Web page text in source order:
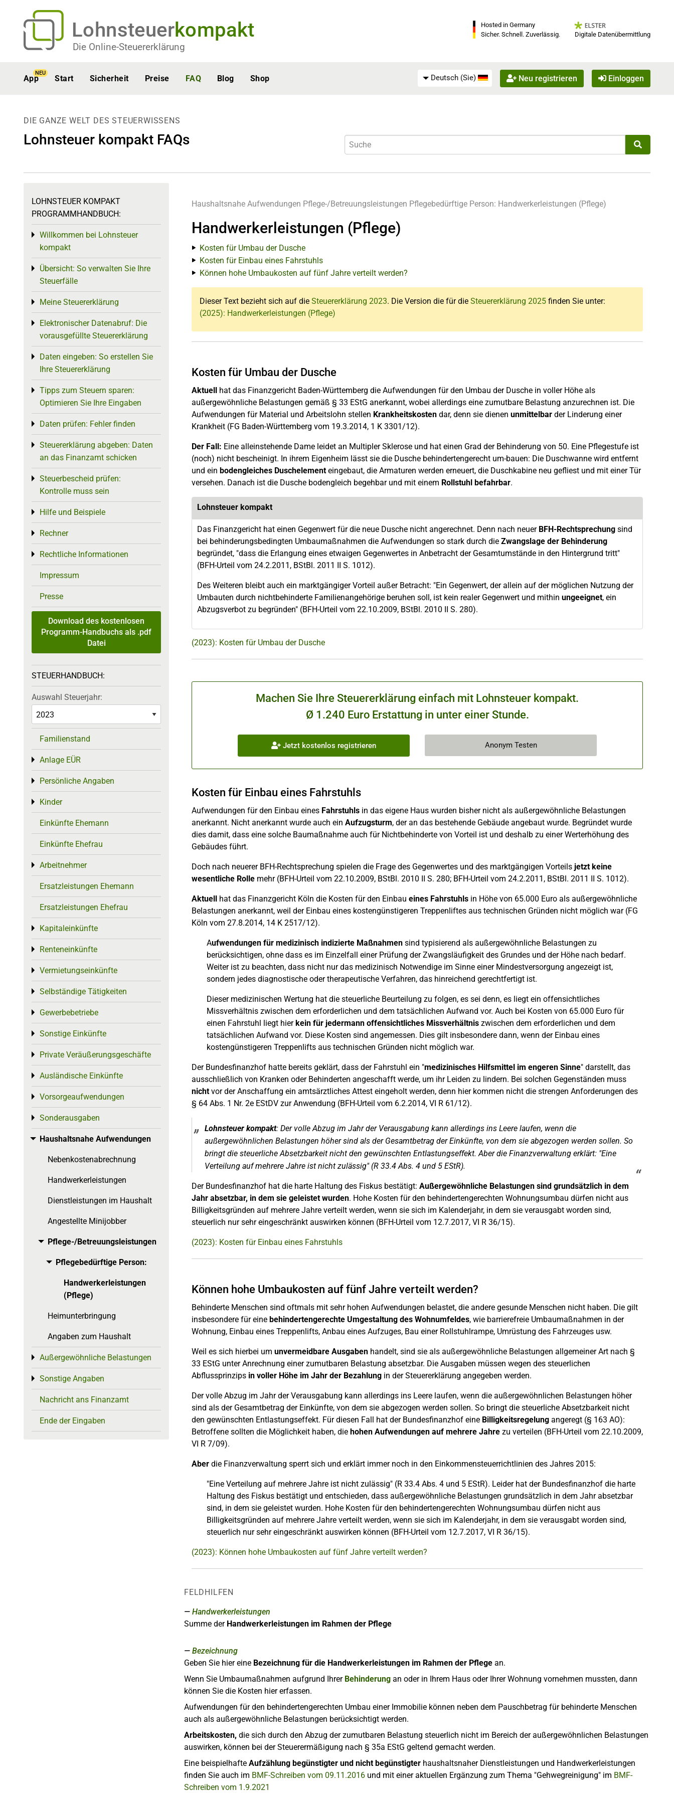
Lohnsteuerkompakt
Die Online-Steuererklärung
Hosted in Germany
Sicher. Schnell. Zuverlässig.
Digitale Datenübermittlung
App
NEU
Start Sicherheit Preise FAQ Blog Shop Deutsch (Sie) Neu registrieren Einloggen
DIE GANZE WELT DES STEUERWISSENS
Lohnsteuer kompakt FAQs
Haushaltsnahe Aufwendungen Pflege-/Betreuungsleistungen Pflegebedürftige Person: Handwerkerleistungen (Pflege)
Handwerkerleistungen (Pflege)
Kosten für Umbau der Dusche
Kosten für Einbau eines Fahrstuhls
Können hohe Umbaukosten auf fünf Jahre verteilt werden?
Dieser Text bezieht sich auf die Steuererklärung 2023. Die Version die für die Steuererklärung 2025 finden Sie unter:
(2025): Handwerkerleistungen (Pflege)
Kosten für Umbau der Dusche
Aktuell hat das Finanzgericht Baden-Württemberg die Aufwendungen für den Umbau der Dusche in voller Höhe als
außergewöhnliche Belastungen gemäß § 33 EStG anerkannt, wobei allerdings eine zumutbare Belastung anzurechnen ist. Die
Aufwendungen für Material und Arbeitslohn stellen Krankheitskosten dar, denn sie dienen unmittelbar der Linderung einer
Krankheit (FG Baden-Württemberg vom 19.3.2014, 1 K 3301/12).
Der Fall: Eine alleinstehende Dame leidet an Multipler Sklerose und hat einen Grad der Behinderung von 50. Eine Pflegestufe ist
(noch) nicht bescheinigt. In ihrem Eigenheim lässt sie die Dusche behindertengerecht um-bauen: Die Duschwanne wird entfernt
und ein bodengleiches Duschelementeingebaut, die Armaturen werden erneuert, die Duschkabine neu gefliest und mit einer Tür
versehen. Danach ist die Dusche bodengleich begehbar und mit einem Rollstuhl befahrbar.
Lohnsteuer kompakt
Das Finanzgericht hat einen Gegenwert für die neue Dusche nicht angerechnet. Denn nach neuer BFH-Rechtsprechung sind
bei behinderungsbedingten Umbaumaßnahmen die Aufwendungen so stark durch die Zwangslage der Behinderung
begründet, "dass die Erlangung eines etwaigen Gegenwertes in Anbetracht der Gesamtumstände in den Hintergrund tritt"
(BFH-Urteil vom 24.2.2011, BStBl. 2011 II S. 1012).
Des Weiteren bleibt auch ein marktgängiger Vorteil außer Betracht: "Ein Gegenwert, der allein auf der möglichen Nutzung der
Umbauten durch nichtbehinderte Familienangehörige beruhen soll, ist kein realer Gegenwert und mithin ungeeignet, ein
Abzugsverbot zu begründen" (BFH-Urteil vom 22.10.2009, BStBl. 2010 II S. 280).
(2023): Kosten für Umbau der Dusche
Machen Sie Ihre Steuererklärung einfach mit Lohnsteuer kompakt.
Ø 1.240 Euro Erstattung in unter einer Stunde.
Jetzt kostenlos registrieren Anonym Testen
Kosten für Einbau eines Fahrstuhls
Aufwendungen für den Einbau eines Fahrstuhls in das eigene Haus wurden bisher nicht als außergewöhnliche Belastungen
anerkannt. Nicht anerkannt wurde auch ein Aufzugsturm, der an das bestehende Gebäude angebaut wurde. Begründet wurde
dies damit, dass eine solche Baumaßnahme auch für Nichtbehinderte von Vorteil ist und deshalb zu einer Werterhöhung des
Gebäudes führt.
Doch nach neuerer BFH-Rechtsprechung spielen die Frage des Gegenwertes und des marktgängigen Vorteils jetzt keine
wesentliche Rolle mehr (BFH-Urteil vom 22.10.2009, BStBl. 2010 II S. 280; BFH-Urteil vom 24.2.2011, BStBl. 2011 II S. 1012).
Aktuell hat das Finanzgericht Köln die Kosten für den Einbau eines Fahrstuhls in Höhe von 65.000 Euro als außergewöhnliche
Belastungen anerkannt, weil der Einbau eines kostengünstigeren Treppenliftes aus technischen Gründen nicht möglich war (FG
Köln vom 27.8.2014, 14 K 2517/12).
Aufwendungen für medizinisch indizierte Maßnahmen sind typisierend als außergewöhnliche Belastungen zu
berücksichtigen, ohne dass es im Einzelfall einer Prüfung der Zwangsläufigkeit des Grundes und der Höhe nach bedarf.
Weiter ist zu beachten, dass nicht nur das medizinisch Notwendige im Sinne einer Mindestversorgung angezeigt ist,
sondern jedes diagnostische oder therapeutische Verfahren, das hinreichend gerechtfertigt ist.
Dieser medizinischen Wertung hat die steuerliche Beurteilung zu folgen, es sei denn, es liegt ein offensichtliches
Missverhältnis zwischen dem erforderlichen und dem tatsächlichen Aufwand vor. Auch bei Kosten von 65.000 Euro für
einen Fahrstuhl liegt hierkein für jedermann offensichtliches Missverhältnis zwischen dem erforderlichen und dem
tatsächlichen Aufwand vor. Diese Kosten sind angemessen. Dies gilt insbesondere dann, wenn der Einbau eines
kostengünstigeren Treppenlifts aus technischen Gründen nicht möglich war.
Der Bundesfinanzhof hatte bereits geklärt, dass der Fahrstuhl ein "medizinisches Hilfsmittel im engeren Sinne" darstellt, das
ausschließlich von Kranken oder Behinderten angeschafft werde, um ihr Leiden zu lindern. Bei solchen Gegenständen muss
nichtvor der Anschaffung ein amtsärztliches Attest eingeholt werden, denn hier kommen nicht die strengen Anforderungen des
§ 64 Abs. 1 Nr. 2e EStDV zur Anwendung (BFH-Urteil vom 6.2.2014, VI R 61/12).
Lohnsteuer kompakt: Der volle Abzug im Jahr der Verausgabung kann allerdings ins Leere laufen, wenn die
außergewöhnlichen Belastungen höher sind als der Gesamtbetrag der Einkünfte, von dem sie abgezogen werden sollen. So
bringt die steuerliche Absetzbarkeit nicht den gewünschten Entlastungseffekt. Aber die Finanzverwaltung erklärt: "Eine
Verteilung auf mehrere Jahre ist nicht zulässig" (R 33.4 Abs. 4 und 5 EStR).
Der Bundesfinanzhof hat die harte Haltung des Fiskus bestätigt: Außergewöhnliche Belastungen sind grundsätzlich in dem
Jahr absetzbar, in dem sie geleistet wurden. Hohe Kosten für den behindertengerechten Wohnungsumbau dürfen nicht aus
Billigkeitsgründen auf mehrere Jahre verteilt werden, wenn sie sich im Kalenderjahr, in dem sie verausgabt worden sind,
steuerlich nur sehr eingeschränkt auswirken können (BFH-Urteil vom 12.7.2017, VI R 36/15).
(2023): Kosten für Einbau eines Fahrstuhls
Können hohe Umbaukosten auf fünf Jahre verteilt werden?
Behinderte Menschen sind oftmals mit sehr hohen Aufwendungen belastet, die andere gesunde Menschen nicht haben. Die gilt
insbesondere für eine behindertengerechte Umgestaltung des Wohnumfeldes, wie barrierefreie Umbaumaßnahmen in der
Wohnung, Einbau eines Treppenlifts, Anbau eines Aufzuges, Bau einer Rollstuhlrampe, Umrüstung des Fahrzeuges usw.
Weil es sich hierbei um unvermeidbare Ausgaben handelt, sind sie als außergewöhnliche Belastungen allgemeiner Art nach §
33 EStG unter Anrechnung einer zumutbaren Belastung absetzbar. Die Ausgaben müssen wegen des steuerlichen
Abflussprinzips in voller Höhe im Jahr der Bezahlung in der Steuererklärung angegeben werden.
Der volle Abzug im Jahr der Verausgabung kann allerdings ins Leere laufen, wenn die außergewöhnlichen Belastungen höher
sind als der Gesamtbetrag der Einkünfte, von dem sie abgezogen werden sollen. So bringt die steuerliche Absetzbarkeit nicht
den gewünschten Entlastungseffekt. Für diesen Fall hat der Bundesfinanzhof eine Billigkeitsregelung angeregt (§ 163 AO):
Betroffene sollten die Möglichkeit haben, die hohen Aufwendungen auf mehrere Jahre zu verteilen (BFH-Urteil vom 22.10.2009,
VI R 7/09).
Aber die Finanzverwaltung sperrt sich und erklärt immer noch in den Einkommensteuerrichtlinien des Jahres 2015:
"Eine Verteilung auf mehrere Jahre ist nicht zulässig" (R 33.4 Abs. 4 und 5 EStR). Leider hat der Bundesfinanzhof die harte
Haltung des Fiskus bestätigt und entschieden, dass außergewöhnliche Belastungen grundsätzlich in dem Jahr absetzbar
sind, in dem sie geleistet wurden. Hohe Kosten für den behindertengerechten Wohnungsumbau dürfen nicht aus
Billigkeitsgründen auf mehrere Jahre verteilt werden, wenn sie sich im Kalenderjahr, in dem sie verausgabt worden sind,
steuerlich nur sehr eingeschränkt auswirken können (BFH-Urteil vom 12.7.2017, VI R 36/15).
(2023): Können hohe Umbaukosten auf fünf Jahre verteilt werden?
FELDHILFEN
Handwerkerleistungen
Summe der Handwerkerleistungen im Rahmen der Pflege
Bezeichnung
Geben Sie hier eine Bezeichnung für die Handwerkerleistungen im Rahmen der Pflege an.
Wenn Sie Umbaumaßnahmen aufgrund Ihrer Behinderung an oder in Ihrem Haus oder Ihrer Wohnung vornehmen mussten, dann
können Sie die Kosten hier erfassen.
Aufwendungen für den behindertengerechten Umbau einer Immobilie können neben dem Pauschbetrag für behinderte Menschen
auch als außergewöhnliche Belastungen berücksichtigt werden.
Arbeitskosten, die sich durch den Abzug der zumutbaren Belastung steuerlich nicht im Bereich der außergewöhnlichen Belastungen
auswirken, können bei der Steuerermäßigung nach § 35a EStG geltend gemacht werden.
Eine beispielhafte Aufzählung begünstigter und nicht begünstigter haushaltsnaher Dienstleistungen und Handwerkerleistungen
finden Sie auch im BMF-Schreiben vom 09.11.2016 und mit einer aktuellen Ergänzung zum Thema "Gehwegreinigung" im BMF-
Schreiben vom 1.9.2021
LOHNSTEUER KOMPAKT
PROGRAMMHANDBUCH:
Willkommen bei Lohnsteuer
kompakt
Toggle menu
Übersicht: So verwalten Sie Ihre
Steuerfälle
Toggle menu
Meine Steuererklärung
Toggle menu
Elektronischer Datenabruf: Die
vorausgefüllte Steuererklärung
Toggle menu
Daten eingeben: So erstellen Sie
Ihre Steuererklärung
Toggle menu
Tipps zum Steuern sparen:
Optimieren Sie Ihre Eingaben
Toggle menu
Daten prüfen: Fehler finden
Toggle menu
Steuererklärung abgeben: Daten
an das Finanzamt schicken
Toggle menu
Steuerbescheid prüfen:
Kontrolle muss sein
Toggle menu
Hilfe und Beispiele
Toggle menu
Rechner
Toggle menu
Rechtliche Informationen
Toggle menu
Impressum
Presse
Download des kostenlosen
Programm-Handbuchs als .pdf
Datei
STEUERHANDBUCH:
Auswahl Steuerjahr:
Familienstand
Anlage EÜR
Toggle menu
Persönliche Angaben
Toggle menu
Kinder
Toggle menu
Einkünfte Ehemann
Einkünfte Ehefrau
Arbeitnehmer
Toggle menu
Ersatzleistungen Ehemann
Ersatzleistungen Ehefrau
Kapitaleinkünfte
Toggle menu
Renteneinkünfte
Toggle menu
Vermietungseinkünfte
Toggle menu
Selbständige Tätigkeiten
Toggle menu
Gewerbebetriebe
Toggle menu
Sonstige Einkünfte
Toggle menu
Private Veräußerungsgeschäfte
Toggle menu
Ausländische Einkünfte
Toggle menu
Vorsorgeaufwendungen
Toggle menu
Sonderausgaben
Toggle menu
Haushaltsnahe Aufwendungen
Toggle menu
Nebenkostenabrechnung
Handwerkerleistungen
Dienstleistungen im Haushalt
Angestellte Minijobber
Pflege-/Betreuungsleistungen
Toggle menu
Pflegebedürftige Person:
Toggle menu
Handwerkerleistungen
(Pflege)
Heimunterbringung
Angaben zum Haushalt
Außergewöhnliche Belastungen
Toggle menu
Sonstige Angaben
Toggle menu
Nachricht ans Finanzamt
Ende der Eingaben